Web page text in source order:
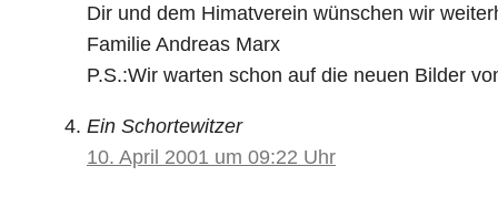
Dir und dem Himatverein wünschen wir
Familie Andreas Marx
P.S.:Wir warten schon auf die neuen Bilder
Ein Schortewitzer
10. April 2001 um 09:22 Uhr